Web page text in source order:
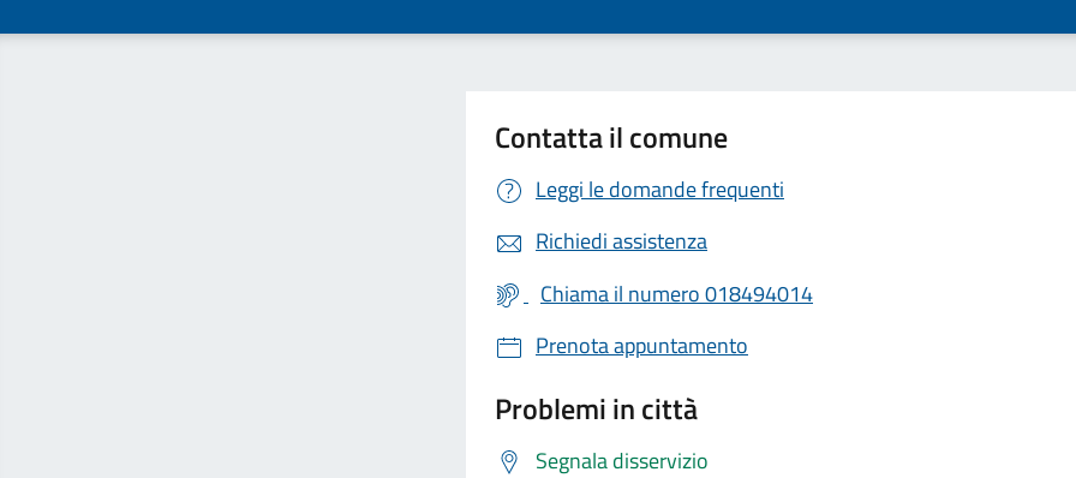
Contatta il comune
Leggi le domande frequenti
Richiedi assistenza
Chiama il numero 018494014
Prenota appuntamento
Problemi in città
Segnala disservizio